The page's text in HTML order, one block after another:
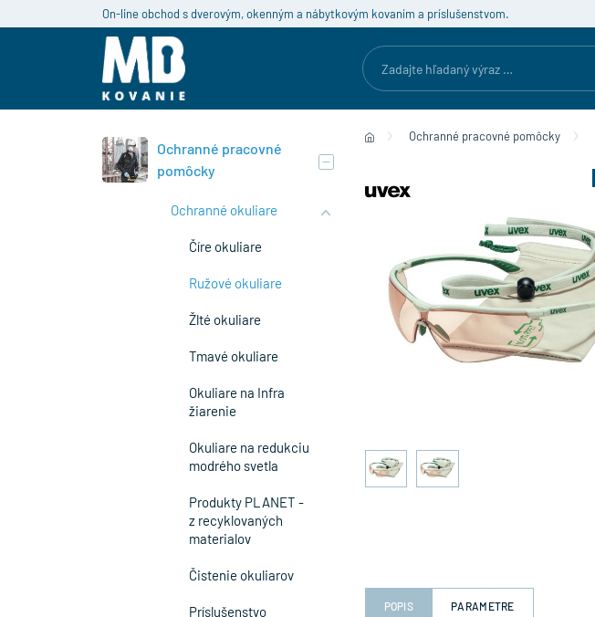
On-line obchod s dverovým, okenným a nábytkovým kovaním a príslušenstvom.
Ochranné pracovné pomôcky
POPIS PARAMETRE
Ochranné pracovné
pomôcky
Ochranné okuliare
Číre okuliare
Ružové okuliare
Žlté okuliare
Tmavé okuliare
Okuliare na Infra
žiarenie
Okuliare na redukciu
modrého svetla
Produkty PLANET -
z recyklovaných
materialov
Čistenie okuliarov
Príslušenstvo